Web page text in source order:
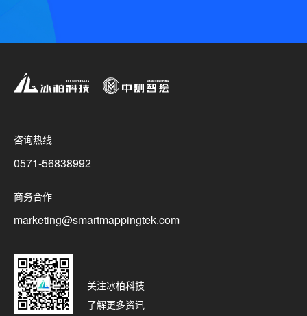
咨询热线
0571-56838992
商务合作
marketing@smartmappingtek.com
关注冰柏科技
了解更多资讯